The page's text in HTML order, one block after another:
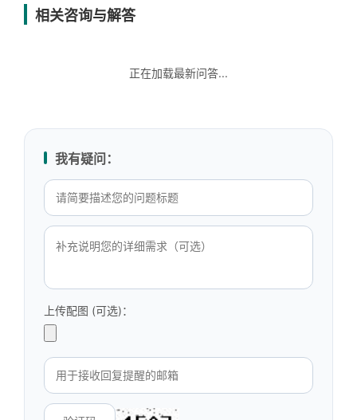
相关咨询与解答
正在加载最新问答...
我有疑问：
上传配图 (可选)：